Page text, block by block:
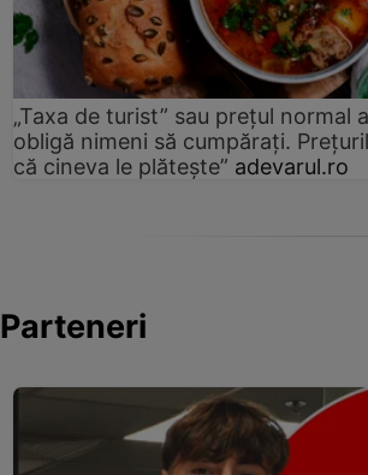
„Taxa de turist” sau prețul normal
obligă nimeni să cumpărați.
că cineva le plătește” adevarul.ro
Parteneri